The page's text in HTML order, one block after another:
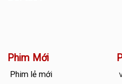
Phim Mới
Phim lẻ mới